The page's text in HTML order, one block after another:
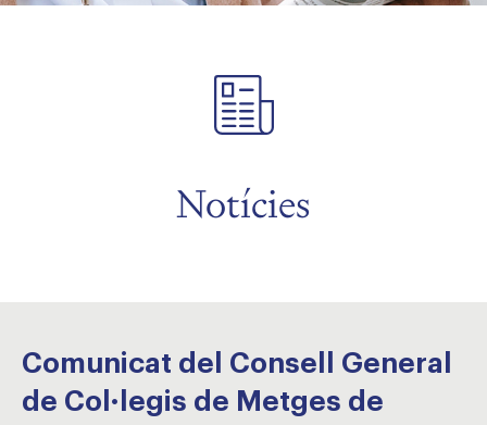
Notícies
Comunicat del Consell General
de Col·legis de Metges de